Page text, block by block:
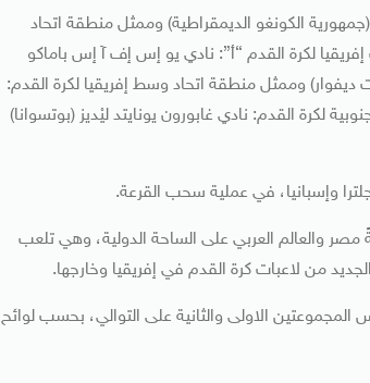
الكونغو الديمقراطية) وممثل منطقة اتحاد
لكرة القدم “أ”: نادي يو إس إف آ إس باماكو
وممثل منطقة اتحاد وسط إفريقيا لكرة القدم:
لكرة القدم: نادي غابورون يونايتد ليْديز (بوتسوانا)
وإسبانيا، في عملية سحب القرعة.
سفيرة رسمية لكأس العالم 2022 بقطر، مُمثلةً مصر والعالم العربي على الساحة الدولية، وهي تلعب
من لاعبات كرة القدم في إفريقيا وخارجها.
الاولى والثانية على التوالي، بحسب لوائح